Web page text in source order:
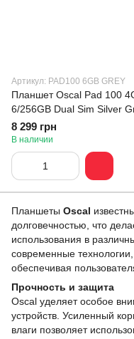
Артикул: PAD100 6GB GREY
Планшет Oscal Pad 100
6/256GB Dual Sim Silver
8 299 грн
В наличии
Планшеты Oscal
долговечностью, что
использования в
современные
обеспечивая
Прочность и защита
Oscal уделяет особое
устройств. Усиленный
влаги позволяет